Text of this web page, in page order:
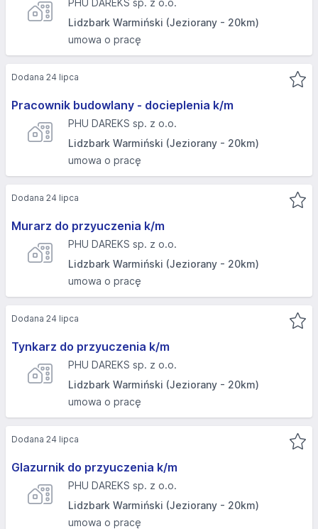
PHU DAREKS sp. z o.o.
Lidzbark Warmiński (Jeziorany - 20km)
umowa o pracę
Pracownik budowlany - docieplenia k/m
PHU DAREKS sp. z o.o.
Lidzbark Warmiński (Jeziorany - 20km)
umowa o pracę
Dodana 24 lipca
Murarz do przyuczenia k/m
PHU DAREKS sp. z o.o.
Lidzbark Warmiński (Jeziorany - 20km)
umowa o pracę
Dodana 24 lipca
Tynkarz do przyuczenia k/m
PHU DAREKS sp. z o.o.
Lidzbark Warmiński (Jeziorany - 20km)
umowa o pracę
Dodana 24 lipca
Glazurnik do przyuczenia k/m
PHU DAREKS sp. z o.o.
Lidzbark Warmiński (Jeziorany - 20km)
umowa o pracę
Dodana 24 lipca